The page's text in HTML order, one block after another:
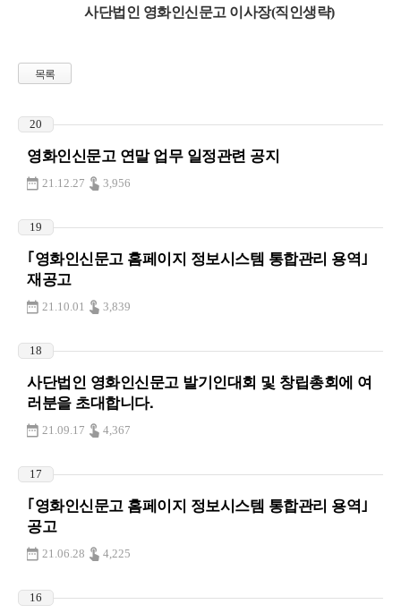
사단법인 영화인신문고 이사장(직인생략)
목록
20
영화인신문고 연말 업무 일정관련 공지
21.12.27 3,956
19
｢영화인신문고 홈페이지 정보시스템 통합관리 용역｣
재공고
21.10.01 3,839
18
사단법인 영화인신문고 발기인대회 및 창립총회에 여
러분을 초대합니다.
21.09.17 4,367
17
｢영화인신문고 홈페이지 정보시스템 통합관리 용역｣
공고
21.06.28 4,225
16